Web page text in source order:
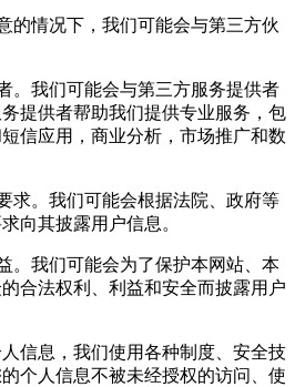
的情况下，我们可能会与第三方伙
。我们可能会与第三方服务提供者
提供者帮助我们提供专业服务，包
信应用，商业分析，市场推广和数
求。我们可能会根据法院、政府等
向其披露用户信息。
。我们可能会为了保护本网站、本
合法权利、利益和安全而披露用户
信息，我们使用各种制度、安全技
个人信息不被未经授权的访问、使